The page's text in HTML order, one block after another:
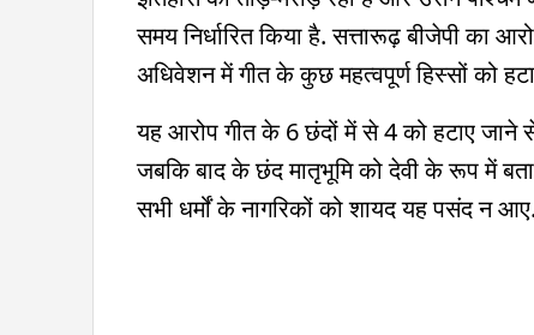
समय निर्धारित किया है. सत्तारूढ़ बीजेपी का
अधिवेशन में गीत के कुछ महत्वपूर्ण हिस्सों को हटा
यह आरोप गीत के 6 छंदों में से 4 को हटाए
जबकि बाद के छंद मातृभूमि को देवी के रूप में
सभी धर्मों के नागरिकों को शायद यह पसंद न आए.